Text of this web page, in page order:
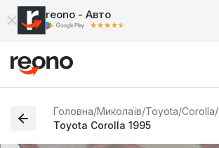
reono - Авто
Головна/Миколаїв/Toyota/Corolla/
Toyota Corolla 1995